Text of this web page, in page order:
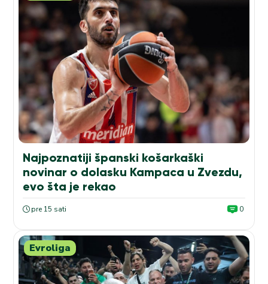
Najpoznatiji španski košarkaški
novinar o dolasku Kampaca u Zvezdu,
evo šta je rekao
pre 15 sati 0
Evroliga